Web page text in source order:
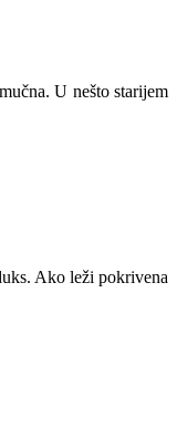
U nešto starijem
Ako leži pokrivena